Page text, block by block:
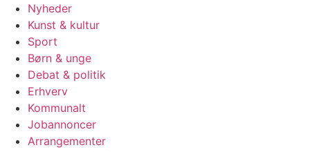
Nyheder
Kunst & kultur
Sport
Børn & unge
Debat & politik
Erhverv
Kommunalt
Jobannoncer
Arrangementer